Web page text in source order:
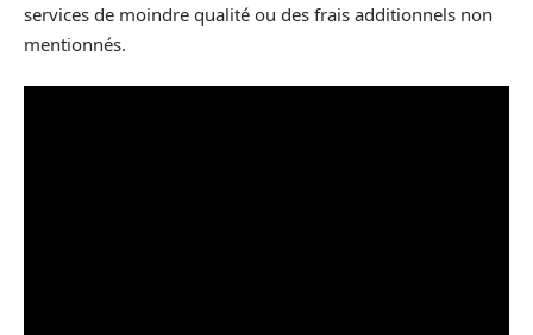
services de moindre qualité ou des frais additionnels non
mentionnés.